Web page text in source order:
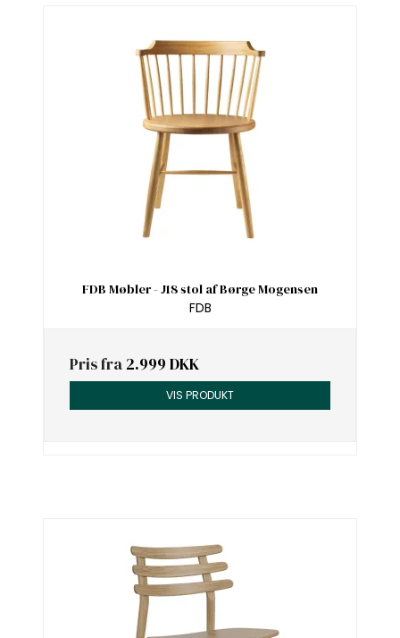
FDB Møbler - J18 stol af Børge Mogensen
FDB
Pris fra 2.999 DKK
VIS PRODUKT